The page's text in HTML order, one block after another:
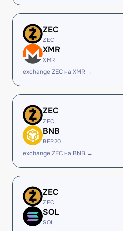
ZEC
ZEC
XMR
XMR
exchange ZEC на XMR →
ZEC
ZEC
BNB
BEP20
exchange ZEC на BNB →
ZEC
ZEC
SOL
SOL